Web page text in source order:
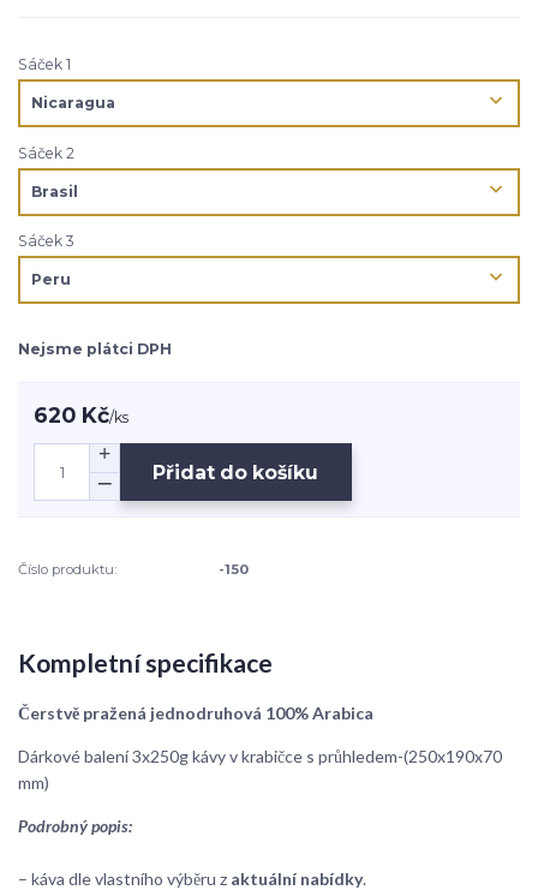
Sáček 1
Sáček 2
Sáček 3
Nejsme plátci DPH
620 Kč/ks
Přidat do košíku
Číslo produktu: -150
Kompletní specifikace
Čerstvě pražená jednodruhová 100% Arabica
Dárkové balení 3x250g kávy v krabičce s průhledem-(250x190x70
mm)
Podrobný popis:
– káva dle vlastního výběru z aktuální nabídky.